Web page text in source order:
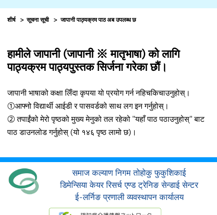
शीर्ष सूचना सूची जापानी पाठ्यक्रम पाठ अब उपलब्ध छ
हामीले जापानी (जापानी ※ मातृभाषा) को लागि
पाठ्यक्रम पाठ्यपुस्तक सिर्जना गरेका छौं।
जापानी भाषाको कक्षा लिँदा कृपया यो प्रयोग गर्न नहिचकिचाउनुहोस्।
①आफ्नो विद्यार्थी आईडी र पासवर्डको साथ लग इन गर्नुहोस्।
② तपाईंको मेरो पृष्ठको मुख्य मेनुको तल रहेको "यहाँ पाठ पठाउनुहोस्" बाट
पाठ डाउनलोड गर्नुहोस् (यो १४६ पृष्ठ लामो छ)।
समाज कल्याण निगम तोहोकु फुकुशिकाई
डिमेन्सिया केयर रिसर्च एण्ड ट्रेनिङ सेन्डाई सेन्टर
ई-लर्निङ प्रणाली व्यवस्थापन कार्यालय